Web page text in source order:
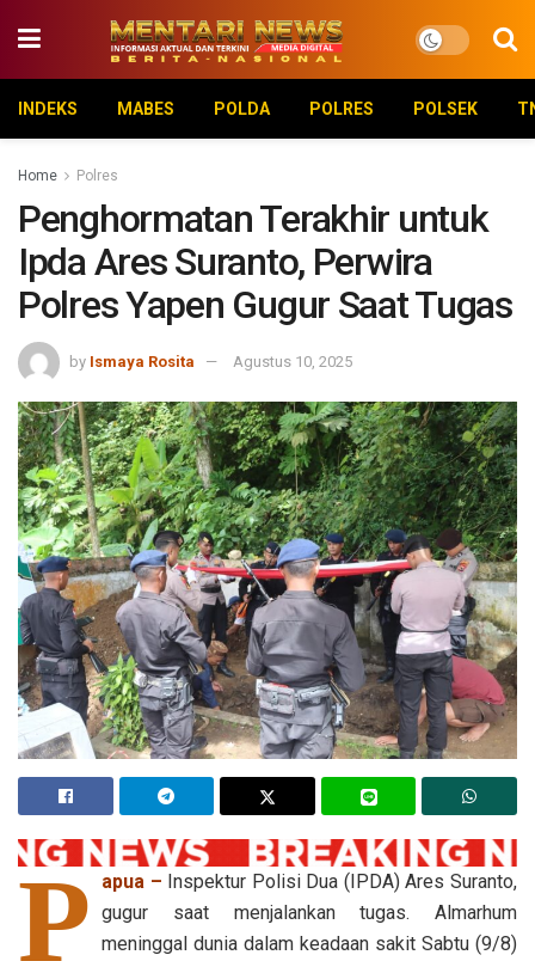
INDEKS MABES POLDA POLRES POLSEK
Home Polres
Penghormatan Terakhir untuk
Ipda Ares Suranto, Perwira
Polres Yapen Gugur Saat Tugas
by Ismaya Rosita Agustus 10, 2025
P apua – Inspektur Polisi Dua (IPDA) Ares Suranto,
gugur saat menjalankan tugas. Almarhum
meninggal dunia dalam keadaan sakit Sabtu (9/8)